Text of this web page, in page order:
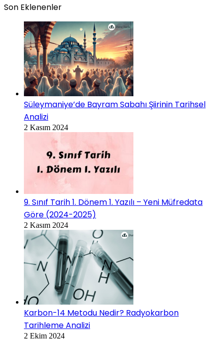
Son Eklenenler
Süleymaniye’de Bayram Sabahı Şiirinin Tarihsel
Analizi
2 Kasım 2024
9. Sınıf Tarih 1. Dönem 1. Yazılı – Yeni Müfredata
Göre (2024-2025)
2 Kasım 2024
Karbon-14 Metodu Nedir? Radyokarbon
Tarihleme Analizi
2 Ekim 2024